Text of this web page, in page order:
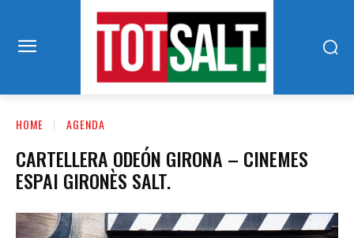
HOME AGENDA
CARTELLERA ODEÓN GIRONA – CINEMES
ESPAI GIRONÈS SALT.